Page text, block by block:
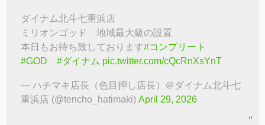
ダイナム北斗七重浜店
ミリオンゴッド 地域最大級の設置
本日もお待ち致しております#コンプリート
#GOD
#ダイナム pic.twitter.com/cQcRnXsYnT
— ハチマキ店長（色目押し店長）＠ダイナム北斗七
重浜店 (@tencho_hatimaki) April 29, 2026